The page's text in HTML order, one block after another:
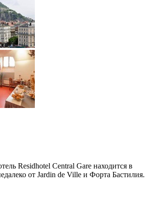
Residhotel Central Gare находится в
от Jardin de Ville и Форта Бастилия.